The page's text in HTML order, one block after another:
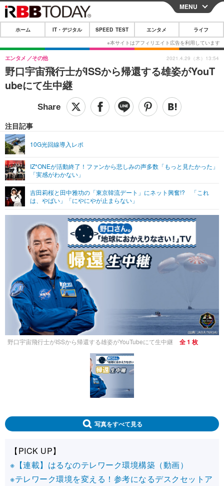
CLOSE
ホーム
IT・デジタル
IT・デジタルTOP スマートフォン
ショッピング その他
SPEED TEST
エンタメTOP 映画・ドラマ
グラビア
ショッピング その他
ライフTOP
その他
リリース一覧
プッシュ通知の停止方法
MENU
ホーム IT・デジタル SPEED TEST エンタメ ライフ
野口宇宙飛行士がISSから帰還する雄姿がYouT
ubeにて生中継
エンタメ その他
注目記事
10G光回線導入レポ
IZ*ONEが活動終了！ファンから悲しみの声多数「もっと見たかった」
「実感がわかない」
吉田莉桜と田中雅功の「東京韓流デート」にネット興奮!? 「これ
は、やばい」「にやにやが止まらない」
2021.4.29（木）13:54
野口宇宙飛行士がISSから帰還する雄姿がYouTubeにて生中継 全 1 枚
写真をすべて見る
【PICK UP】
※【連載】はるなのテレワーク環境構築（動画）
※テレワーク環境を変える！参考になるデスクセットア